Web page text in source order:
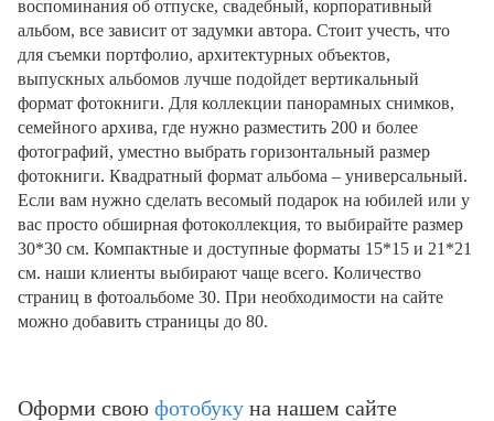
воспоминания об отпуске, свадебный, корпоративный
альбом, все зависит от задумки автора. Стоит учесть, что
для съемки портфолио, архитектурных объектов,
выпускных альбомов лучше подойдет вертикальный
формат фотокниги. Для коллекции панорамных снимков,
семейного архива, где нужно разместить 200 и более
фотографий, уместно выбрать горизонтальный размер
фотокниги. Квадратный формат альбома – универсальный.
Если вам нужно сделать весомый подарок на юбилей или у
вас просто обширная фотоколлекция, то выбирайте размер
30*30 см. Компактные и доступные форматы 15*15 и 21*21
см. наши клиенты выбирают чаще всего. Количество
страниц в фотоальбоме 30. При необходимости на сайте
можно добавить страницы до 80.
Оформи свою фотобуку на нашем сайте